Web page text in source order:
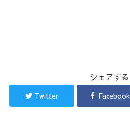
シェアする
Twitter Facebook